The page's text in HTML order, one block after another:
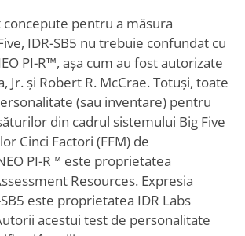
pentru a măsura
IDR-SB5 nu trebuie confundat cu
PI-R™, așa cum au fost autorizate
Jr. și Robert R. McCrae. Totuși, toate
(sau inventare) pentru
din cadrul sistemului Big Five
Cinci Factori (FFM) de
PI-R™ este proprietatea
Resources. Expresia
este proprietatea IDR Labs
acestui test de personalitate